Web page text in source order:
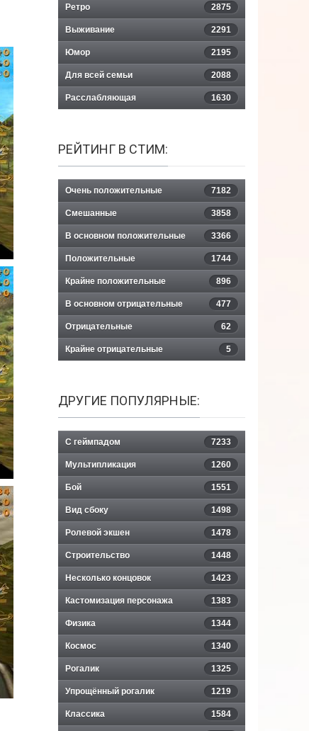
Ретро 2875
Выживание 2291
Юмор 2195
Для всей семьи 2088
Расслабляющая 1630
РЕЙТИНГ В СТИМ:
Очень положительные 7182
Смешанные 3858
В основном положительные 3366
Положительные 1744
Крайне положительные 896
В основном отрицательные 477
Отрицательные 62
Крайне отрицательные 5
ДРУГИЕ ПОПУЛЯРНЫЕ:
С геймпадом 7233
Мультипликация 1260
Бой 1551
Вид сбоку 1498
Ролевой экшен 1478
Строительство 1448
Несколько концовок 1423
Кастомизация персонажа 1383
Физика 1344
Космос 1340
Рогалик 1325
Упрощённый рогалик 1219
Классика 1584